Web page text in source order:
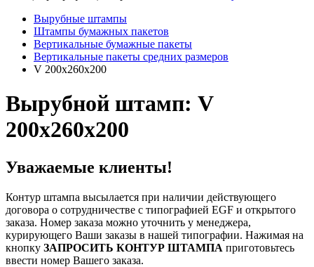
Вырубные штампы
Штампы бумажных пакетов
Вертикальные бумажные пакеты
Вертикальные пакеты средних размеров
V 200x260x200
Вырубной штамп: V
200x260x200
Уважаемые клиенты!
Контур штампа высылается при наличии действующего
договора о сотрудничестве с типографией EGF и открытого
заказа. Номер заказа можно уточнить у менеджера,
курирующего Ваши заказы в нашей типографии. Нажимая на
кнопку ЗАПРОСИТЬ КОНТУР ШТАМПА приготовьтесь
ввести номер Вашего заказа.